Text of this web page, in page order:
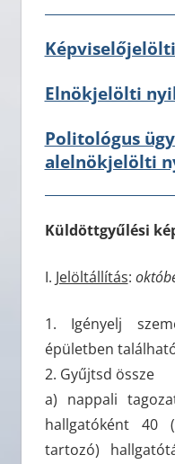
Elnökjelölti
Politológus
alelnökjelölti
Küldöttgyűlési
I. Jelöltállítás:
1. Igényelj
épületben
2. Gyűjtsd össze
a) nappali
hallgatóként 40
tartozó)